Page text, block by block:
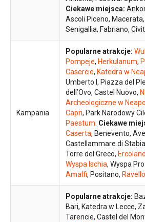
Ciekawe miejsca:
Ascoli Piceno,
Senigallia, Fabriano,
Kampania
Popularne atrakcje:
Pompeje, Herkulanum,
Casercie, Katedra w
Umberto I, Piazza del
dell’Ovo, Castel Nuovo,
Archeologiczne w
Capri, Park Narodowy
Paestum. Ciekawe
Caserta, Benevento,
Castellammare di
Torre del Greco, Ercolano
Wyspa Ischia, Wyspa
Amalfi, Positano, Ravello
Popularne atrakcje:
Bari, Katedra w Lecce,
Tarencie, Castel del